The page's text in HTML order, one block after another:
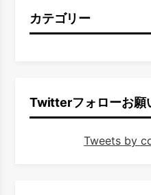
カテゴリー
Twitterフォローお願
Tweets by